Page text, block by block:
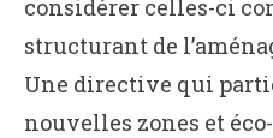
considérer celles-ci
structurant de
Une directive qui
nouvelles zones et